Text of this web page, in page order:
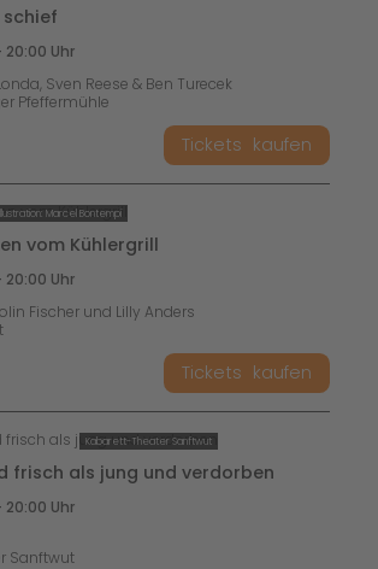
schief
20:00 Uhr
Sven Reese & Ben Turecek
Pfeffermühle
Tickets kaufen
Marcel Bontempi
vom Kühlergrill
20:00 Uhr
Fischer und Lilly Anders
Tickets kaufen
Kabarett-Theater Sanftwut
frisch als jung und verdorben
20:00 Uhr
Sanftwut